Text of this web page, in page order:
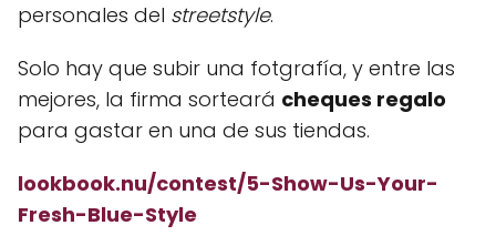
personales del streetstyle.
Solo hay que subir una fotgrafía, y entre las
mejores, la firma sorteará cheques regalo
para gastar en una de sus tiendas.
lookbook.nu/contest/5-Show-Us-Your-
Fresh-Blue-Style